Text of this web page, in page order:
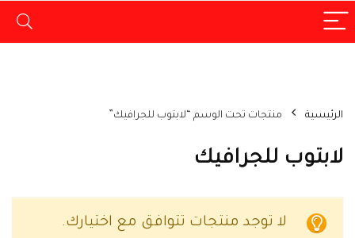
الرئيسية منتجات تحت الوسم “لابتوب للجرافيك”
لابتوب للجرافيك
لا توجد منتجات تتوافق مع اختيارك.